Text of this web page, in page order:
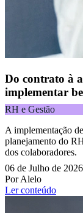
Do contrato à
implementar
RH e Gestão
A implementação
planejamento do
dos colaboradores.
06 de Julho de 2026
Por Alelo
Ler conteúdo